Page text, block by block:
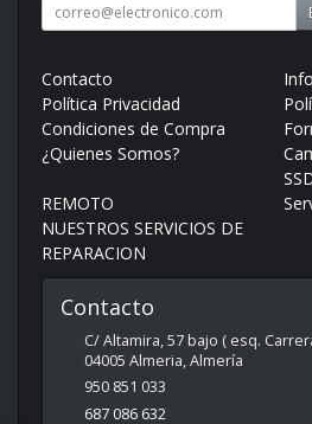
Contacto
Política Privacidad
Condiciones de Compra
¿Quienes Somos?
REMOTO
NUESTROS SERVICIOS DE
REPARACION
Contacto
C/ Altamira, 57 bajo ( esq.
04005 Almeria,Almería
950 851 033
687 086 632